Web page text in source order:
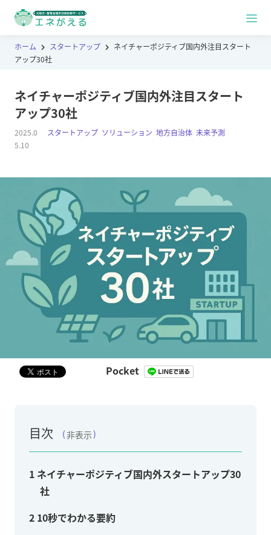
ホーム スタートアップ
ネイチャーポジティブ国内外注目スタート
アップ30社
ネイチャーポジティブ国内外注目スタート
アップ30社
スタートアップ ソリューション ,地方自治体 ,未来予測
2025.0
5.10
Pocket
目次 非表示
1 ネイチャーポジティブ国内外スタートアップ30
社
2 10秒でわかる要約